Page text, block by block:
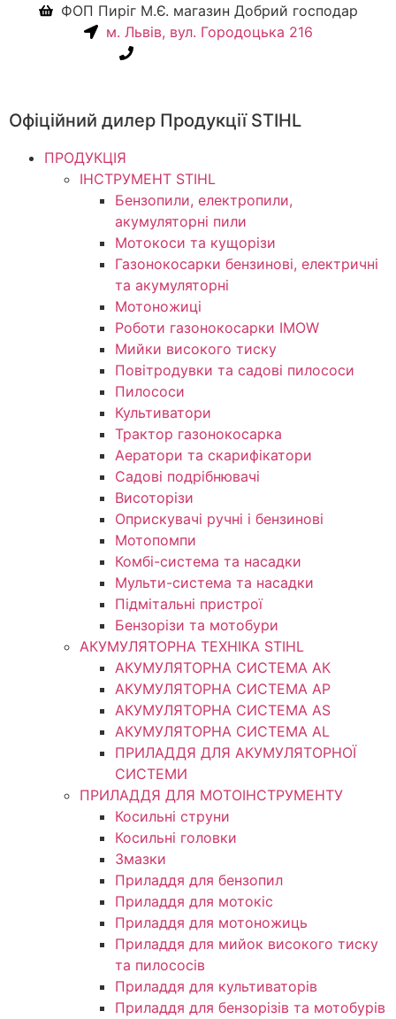
ФОП Пиріг М.Є. магазин Добрий господар
м. Львів, вул. Городоцька 216
Офіційний дилер Продукції STIHL
ПРОДУКЦІЯ
ІНСТРУМЕНТ STIHL
Бензопили, електропили,
акумуляторні пили
Мотокоси та кущорізи
Газонокосарки бензинові, електричні
та акумуляторні
Мотоножиці
Роботи газонокосарки IMOW
Мийки високого тиску
Повітродувки та садові пилососи
Пилососи
Культиватори
Трактор газонокосарка
Аератори та скарифікатори
Садові подрібнювачі
Висоторізи
Оприскувачі ручні і бензинові
Мотопомпи
Комбі-система та насадки
Мульти-система та насадки
Підмітальні пристрої
Бензорізи та мотобури
АКУМУЛЯТОРНА ТЕХНІКА STIHL
АКУМУЛЯТОРНА СИСТЕМА АК
АКУМУЛЯТОРНА СИСТЕМА АР
АКУМУЛЯТОРНА СИСТЕМА AS
АКУМУЛЯТОРНА СИСТЕМА AL
ПРИЛАДДЯ ДЛЯ АКУМУЛЯТОРНОЇ
СИСТЕМИ
ПРИЛАДДЯ ДЛЯ МОТОІНСТРУМЕНТУ
Косильні струни
Косильні головки
Змазки
Приладдя для бензопил
Приладдя для мотокіс
Приладдя для мотоножиць
Приладдя для мийок високого тиску
та пилососів
Приладдя для культиваторів
Приладдя для бензорізів та мотобурів